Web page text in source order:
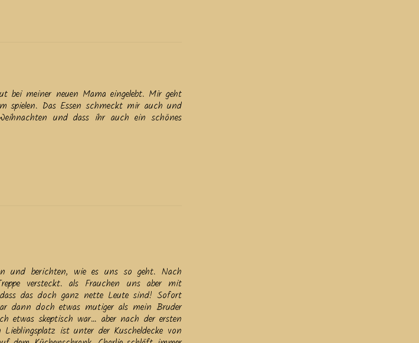
bei meiner neuen Mama eingelebt. Mir geht
spielen. Das Essen schmeckt mir auch und
und dass ihr auch ein schönes
und berichten, wie es uns so geht. Nach
versteckt. als Frauchen uns aber mit
das doch ganz nette Leute sind! Sofort
dann doch etwas mutiger als mein Bruder
etwas skeptisch war… aber nach der ersten
ist unter der Kuscheldecke von